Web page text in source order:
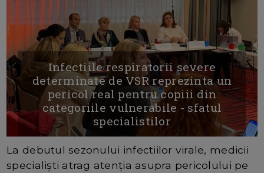
Infectiile respiratorii severe
determinate de VSR reprezinta un
pericol real pentru copiii din
categoriile vulnerabile - sfatul
specialistilor
La debutul sezonului infectiilor virale, medicii
specialiști atrag atenția asupra pericolului pe